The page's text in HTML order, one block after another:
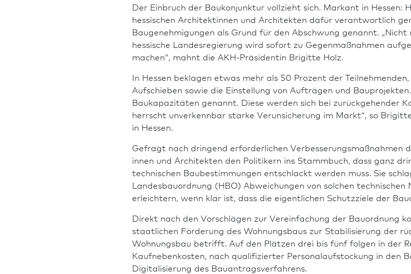
Der Einbruch der Baukonjunktur vollzieht sich. Markant in Hessen:
hes­si­schen Architekt­innen und Architekten dafür verantwortlich
Bau­genehmigungen als Grund für den Abschwung genannt.
hessische Landes­regierung wird sofort zu Gegenmaßnahmen
machen“, mahnt die AKH-Präsidentin Brigitte Holz.
In Hessen beklagen etwas mehr als 50 Prozent der
Aufschieben sowie die Einstellung von Aufträgen und
Baukapazitäten genannt. Diese werden sich bei zurückgehender
herrscht unver­kenn­bar starke Verunsicherung im Markt“, so
in Hessen.
Gefragt nach dringend erforderlichen Ver­besse­rungsmaßnahmen
innen und Architekten den Politikern ins Stammbuch, dass ganz
technischen Bau­bestimmungen entschlackt werden muss. Sie
Landesbauordnung (HBO) Abweichungen von solchen
erleichtern, wenn klar ist, dass die eigentlichen Schutzziele der
Direkt nach den Vorschlägen zur Vereinfachung der Bau­ordnung
staatlichen Förderung des Wohnungs­baus zur Stabilisierung der
Wohnungs­bau betrifft. Auf den Plätzen drei bis fünf folgen in der
Kaufnebenkosten, nach qualifizierter Personalaufstockung in den
Digitalisierung des Bauantragsverfahrens.